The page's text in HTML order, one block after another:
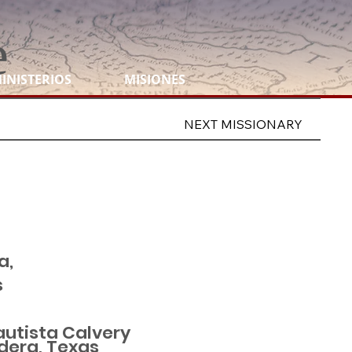
MISIONES
NEXT MISSIONARY
Calvery
Texas